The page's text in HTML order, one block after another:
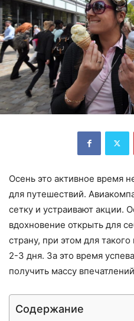
Осень это активное время
для путешествий.
сетку и устраивают акции.
вдохновение открыть для
страну, при этом для
2-3 дня. За это время
получить массу
Содержание